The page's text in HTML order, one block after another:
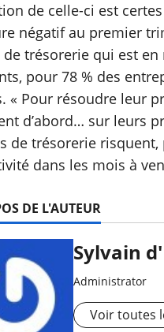
de celle-ci est
négatif au premier
trésorerie qui est
pour 78 % des
« Pour résoudre leur
d’abord… sur leurs
de trésorerie risquent,
dans les mois à
DE L'AUTEUR
Sylvain
Administrator
Voir toutes